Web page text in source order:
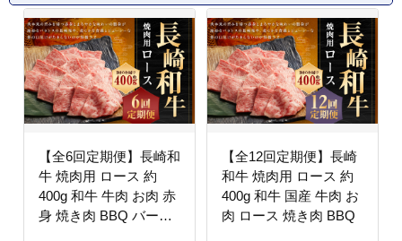
【全6回定期便】長崎和
牛 焼肉用 ロース 約
400g 和牛 牛肉 お肉 赤
身 焼き肉 BBQ バーベ
【全12回定期便】長崎
和牛 焼肉用 ロース 約
400g 和牛 国産 牛肉 お
肉 ロース 焼き肉 BBQ